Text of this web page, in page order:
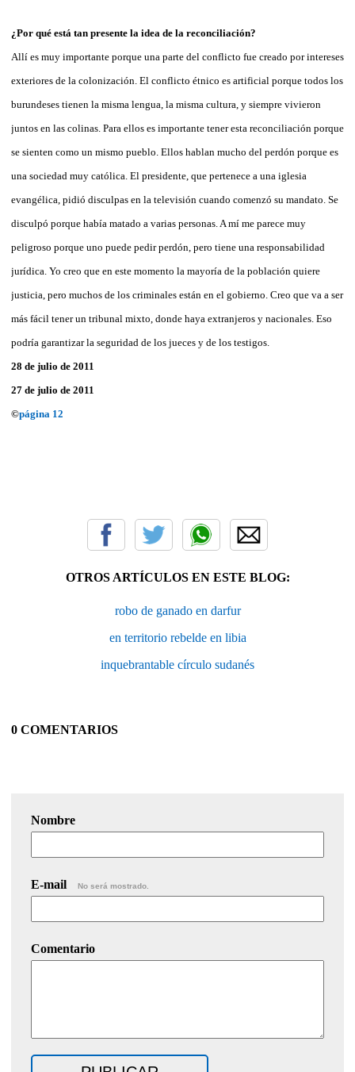
¿Por qué está tan presente la idea de la reconciliación?
Allí es muy importante porque una parte del conflicto fue creado por intereses
exteriores de la colonización. El conflicto étnico es artificial porque todos los
burundeses tienen la misma lengua, la misma cultura, y siempre vivieron
juntos en las colinas. Para ellos es importante tener esta reconciliación porque
se sienten como un mismo pueblo. Ellos hablan mucho del perdón porque es
una sociedad muy católica. El presidente, que pertenece a una iglesia
evangélica, pidió disculpas en la televisión cuando comenzó su mandato. Se
disculpó porque había matado a varias personas. A mí me parece muy
peligroso porque uno puede pedir perdón, pero tiene una responsabilidad
jurídica. Yo creo que en este momento la mayoría de la población quiere
justicia, pero muchos de los criminales están en el gobierno. Creo que va a ser
más fácil tener un tribunal mixto, donde haya extranjeros y nacionales. Eso
podría garantizar la seguridad de los jueces y de los testigos.
28 de julio de 2011
27 de julio de 2011
©página 12
OTROS ARTÍCULOS EN ESTE BLOG:
robo de ganado en darfur
en territorio rebelde en libia
inquebrantable círculo sudanés
0 COMENTARIOS
Nombre
E-mail No será mostrado.
Comentario